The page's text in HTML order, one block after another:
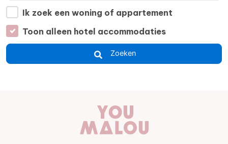
Ik zoek een woning of appartement
Toon alleen hotel accommodaties
Zoeken